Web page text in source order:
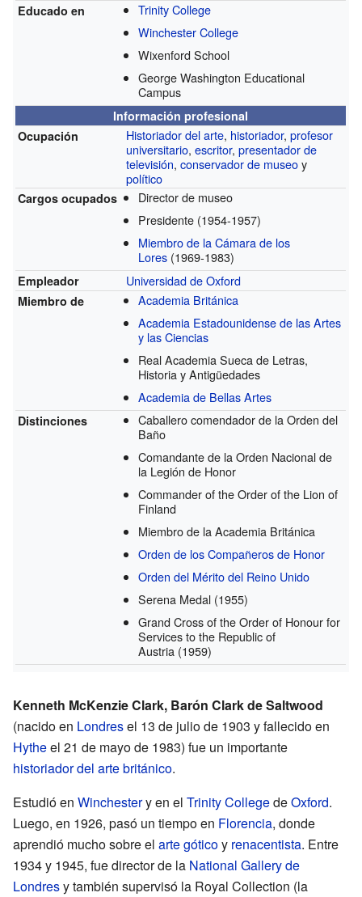
Educado en
Trinity College
Winchester College
Wixenford School
George Washington Educational
Campus
Información profesional
Ocupación
Historiador del arte, historiador,profesor
universitario,escritor,presentador de
televisión,conservador de museoy
político
Cargos ocupados
Director de museo
Presidente (1954-1957)
Miembro de la Cámara de los
Lores (1969-1983)
Empleador Universidad de Oxford
Miembro de
Academia Británica
Academia Estadounidense de las Artes
y las Ciencias
Real Academia Sueca de Letras,
Historia y Antigüedades
Academia de Bellas Artes
Distinciones
Caballero comendador de la Orden del
Baño
Comandante de la Orden Nacional de
la Legión de Honor
Commander of the Order of the Lion of
Finland
Miembro de la Academia Británica
Orden de los Compañeros de Honor
Orden del Mérito del Reino Unido
Serena Medal (1955)
Grand Cross of the Order of Honour for
Services to the Republic of
Austria (1959)
Kenneth McKenzie Clark, Barón Clark de Saltwood
(nacido en Londresel 13 de julio de 1903 y fallecido en
Hytheel 21 de mayo de 1983) fue un importante
historiador del artebritánico.
Estudió en Winchestery en el Trinity CollegedeOxford.
Luego, en 1926, pasó un tiempo en Florencia, donde
aprendió mucho sobre el arte góticoy renacentista. Entre
1934 y 1945, fue director de la National Gallery de
Londresy también supervisó la Royal Collection (la